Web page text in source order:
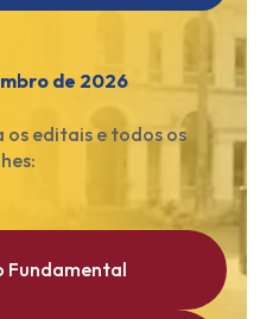
de 2026
editais e todos os
Fundamental